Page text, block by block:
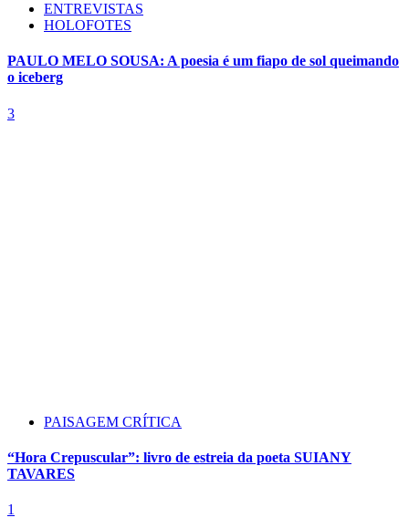
ENTREVISTAS
HOLOFOTES
PAULO MELO SOUSA: A poesia é um fiapo de sol queimando
o iceberg
3
PAISAGEM CRÍTICA
“Hora Crepuscular”: livro de estreia da poeta SUIANY
TAVARES
1